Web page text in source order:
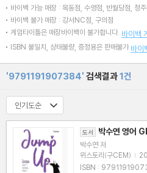
바이백 가능 매장 : 목동점, 수영점, 반월당점, 청
바이백 불가 매장 : 강서NC점, 구의점
게임타이틀은 매장바이백이 불가합니다. 바이백
ISBN 불일치, 상태불량, 증정용은 판매불가 바이
'9791191907384' 검색결과1건
도서 박수연 영어
박수연 저
위스토리(구CEM) |